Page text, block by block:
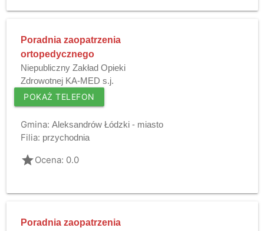
Poradnia zaopatrzenia
ortopedycznego
Niepubliczny Zakład Opieki
Zdrowotnej KA-MED s.j.
POKAŻ TELEFON
Gmina: Aleksandrów Łódzki - miasto
Filia: przychodnia
gradeOcena: 0.0
Poradnia zaopatrzenia